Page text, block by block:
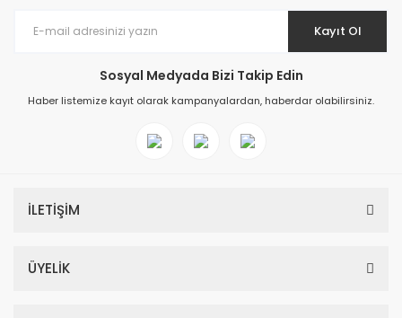
Kayıt Ol
Sosyal Medyada Bizi Takip Edin
Haber listemize kayıt olarak kampanyalardan, haberdar olabilirsiniz.
İLETİŞİM
ÜYELİK